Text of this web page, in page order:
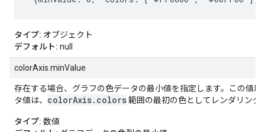
タイプ: オブジェクト
デフォルト: null
colorAxis.minValue
存在する場合、グラフの色データの最小値を指定します。この値以
タ値は、 colorAxis.colors範囲の最初の色としてレンダリング
タイプ: 数値